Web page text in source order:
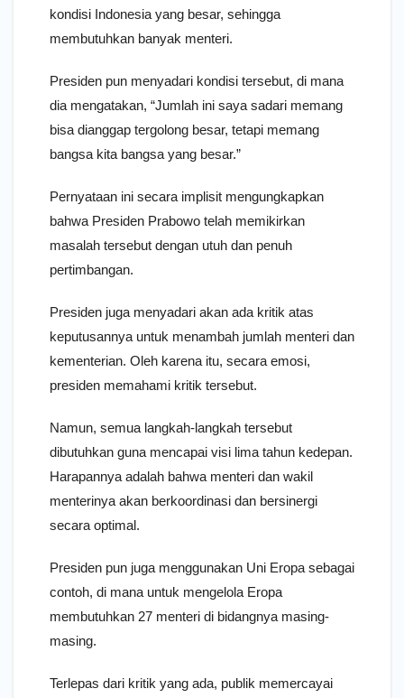
kondisi Indonesia yang besar, sehingga
membutuhkan banyak menteri.
Presiden pun menyadari kondisi tersebut, di mana
dia mengatakan, “Jumlah ini saya sadari memang
bisa dianggap tergolong besar, tetapi memang
bangsa kita bangsa yang besar.”
Pernyataan ini secara implisit mengungkapkan
bahwa Presiden Prabowo telah memikirkan
masalah tersebut dengan utuh dan penuh
pertimbangan.
Presiden juga menyadari akan ada kritik atas
keputusannya untuk menambah jumlah menteri dan
kementerian. Oleh karena itu, secara emosi,
presiden memahami kritik tersebut.
Namun, semua langkah-langkah tersebut
dibutuhkan guna mencapai visi lima tahun kedepan.
Harapannya adalah bahwa menteri dan wakil
menterinya akan berkoordinasi dan bersinergi
secara optimal.
Presiden pun juga menggunakan Uni Eropa sebagai
contoh, di mana untuk mengelola Eropa
membutuhkan 27 menteri di bidangnya masing-
masing.
Terlepas dari kritik yang ada, publik memercayai